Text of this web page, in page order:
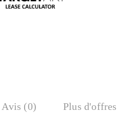
Avis (0) Plus d'offres